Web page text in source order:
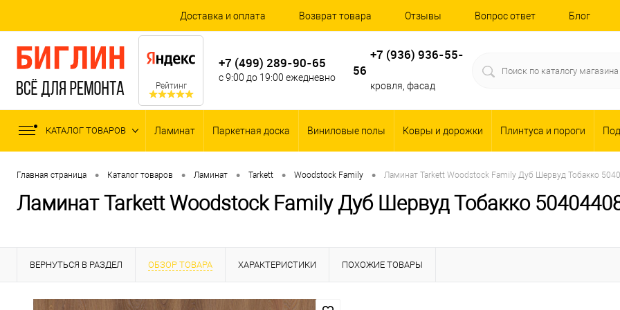
Доставка и оплата Возврат товара Отзывы Вопрос ответ Блог
Рейтинг
+7 (499) 289-90-65
с 9:00 до 19:00 ежедневно
+7 (936) 936-55-
56
кровля, фасад
КАТАЛОГ ТОВАРОВ Ламинат Паркетная доска Виниловые полы Ковры и дорожки Плинтуса и пороги
Главная страница • Каталог товаров • Ламинат • Tarkett • Woodstock Family • Ламинат Tarkett Woodstock Family Дуб Шервуд Тобакко
Ламинат Tarkett Woodstock Family Дуб Шервуд Тобакко
ВЕРНУТЬСЯ В РАЗДЕЛ ОБЗОР ТОВАРА ХАРАКТЕРИСТИКИ ПОХОЖИЕ ТОВАРЫ